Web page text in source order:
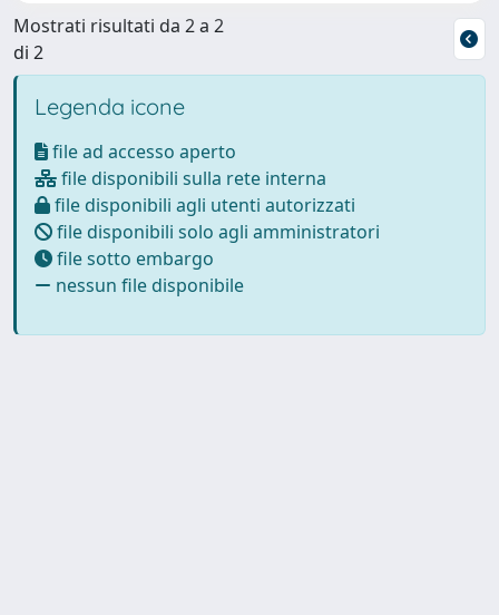
Mostrati risultati da 2 a 2
di 2
Legenda icone
file ad accesso aperto
file disponibili sulla rete interna
file disponibili agli utenti autorizzati
file disponibili solo agli amministratori
file sotto embargo
nessun file disponibile